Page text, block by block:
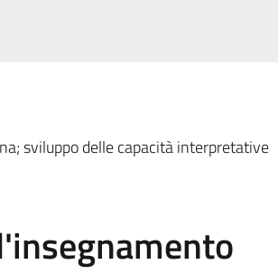
sviluppo delle capacità interpretative